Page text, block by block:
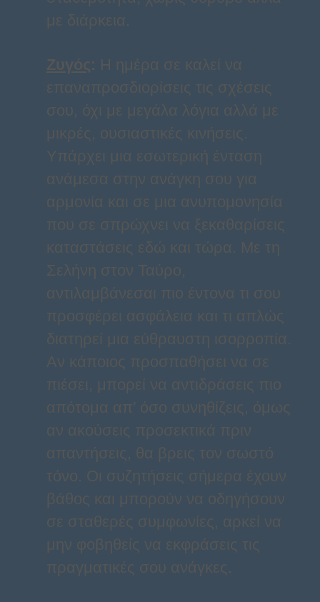
με διάρκεια.
Ζυγός: Η ημέρα σε καλεί να
επαναπροσδιορίσεις τις σχέσεις
σου, όχι με μεγάλα λόγια αλλά με
μικρές, ουσιαστικές κινήσεις.
Υπάρχει μια εσωτερική ένταση
ανάμεσα στην ανάγκη σου για
αρμονία και σε μια ανυπομονησία
που σε σπρώχνει να ξεκαθαρίσεις
καταστάσεις εδώ και τώρα. Με τη
Σελήνη στον Ταύρο,
αντιλαμβάνεσαι πιο έντονα τι σου
προσφέρει ασφάλεια και τι απλώς
διατηρεί μια εύθραυστη ισορροπία.
Αν κάποιος προσπαθήσει να σε
πιέσει, μπορεί να αντιδράσεις πιο
απότομα απ’ όσο συνηθίζεις, όμως
αν ακούσεις προσεκτικά πριν
απαντήσεις, θα βρεις τον σωστό
τόνο. Οι συζητήσεις σήμερα έχουν
βάθος και μπορούν να οδηγήσουν
σε σταθερές συμφωνίες, αρκεί να
μην φοβηθείς να εκφράσεις τις
πραγματικές σου ανάγκες.